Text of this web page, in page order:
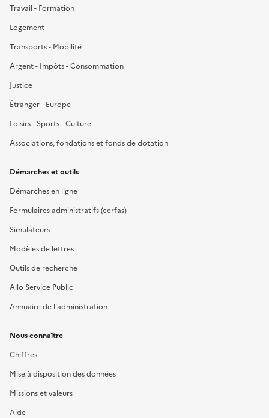
Travail - Formation
Logement
Transports - Mobilité
Argent - Impôts - Consommation
Justice
Étranger - Europe
Loisirs - Sports - Culture
Associations, fondations et fonds de dotation
Démarches et outils
Démarches en ligne
Formulaires administratifs (cerfas)
Simulateurs
Modèles de lettres
Outils de recherche
Allo Service Public
Annuaire de l'administration
Nous connaître
Chiffres
Mise à disposition des données
Missions et valeurs
Aide